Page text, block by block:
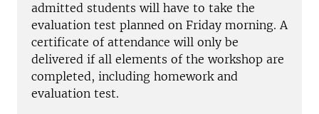
admitted students will have to take the
evaluation test planned on Friday morning. A
certificate of attendance will only be
delivered if all elements of the workshop are
completed, including homework and
evaluation test.